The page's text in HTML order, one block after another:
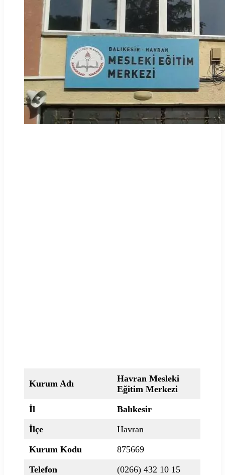
Kurum Adı
Havran Mesleki
Eğitim Merkezi
İl
Balıkesir
İlçe
Havran
Kurum Kodu
875669
Telefon
(0266) 432 10 15